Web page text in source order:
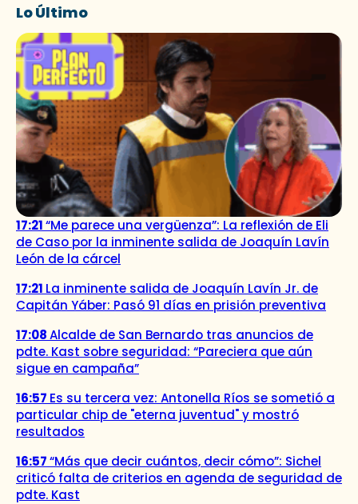
Lo Último
17:21“Me parece una vergüenza”: La reflexión de Eli
de Caso por la inminente salida de Joaquín Lavín
León de la cárcel
17:21 La inminente salida de Joaquín Lavín Jr. de
Capitán Yáber: Pasó 91 días en prisión preventiva
17:08Alcalde de San Bernardo tras anuncios de
pdte. Kast sobre seguridad: “Pareciera que aún
sigue en campaña”
16:57 Es su tercera vez: Antonella Ríos se sometió a
particular chip de "eterna juventud" y mostró
resultados
16:57“Más que decir cuántos, decir cómo”: Sichel
criticó falta de criterios en agenda de seguridad de
pdte. Kast